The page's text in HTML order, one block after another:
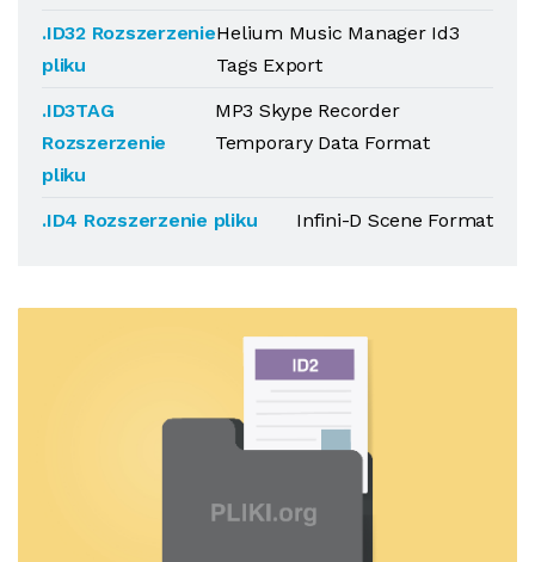
.ID32 Rozszerzenie
pliku
Helium Music Manager Id3
Tags Export
.ID3TAG
Rozszerzenie
pliku
MP3 Skype Recorder
Temporary Data Format
.ID4 Rozszerzenie pliku Infini-D Scene Format